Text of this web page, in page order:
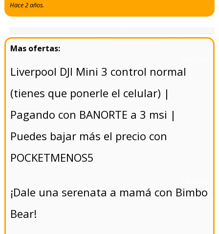
Hace 2 años.
Liverpool DJI Mini 3 control normal
(tienes que ponerle el celular) |
Pagando con BANORTE a 3 msi |
Puedes bajar más el precio con
POCKETMENOS5
¡Dale una serenata a mamá con Bimbo
Bear!